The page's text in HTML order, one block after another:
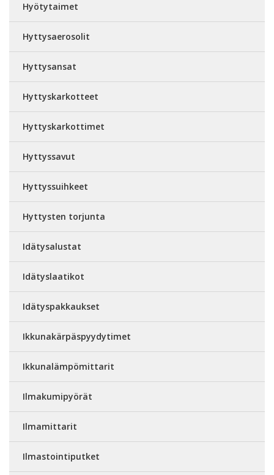
Hyötytaimet
Hyttysaerosolit
Hyttysansat
Hyttyskarkotteet
Hyttyskarkottimet
Hyttyssavut
Hyttyssuihkeet
Hyttysten torjunta
Idätysalustat
Idätyslaatikot
Idätyspakkaukset
Ikkunakärpäspyydytimet
Ikkunalämpömittarit
Ilmakumipyörät
Ilmamittarit
Ilmastointiputket